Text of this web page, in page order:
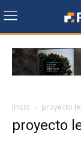
Inicio proyecto
proyecto